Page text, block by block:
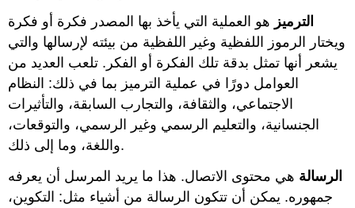
الترميز هو العملية التي يأخذ بها المصدر فكرة أو فكرة
ويختار الرموز اللفظية وغير اللفظية من بيئته لإرسالها والتي
يشعر أنها تمثل بدقة تلك الفكرة أو الفكر. تلعب العديد من
العوامل دورًا في عملية الترميز بما في ذلك: النظام
الاجتماعي، والثقافة، والتجارب السابقة، والتأثيرات
الجنسانية، والتعليم الرسمي وغير الرسمي، والتوقعات،
واللغة، وما إلى ذلك.
الرسالة هي محتوى الاتصال. هذا ما يريد المرسل أن يعرفه
جمهوره. يمكن أن تتكون الرسالة من أشياء مثل: التكوين،